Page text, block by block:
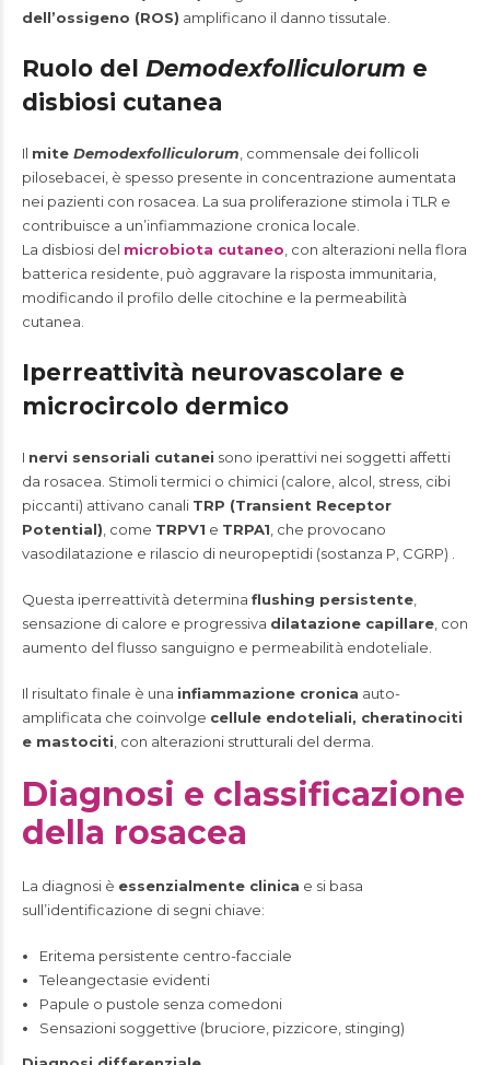
dell’ossigeno (ROS) amplificano il danno tissutale.
Ruolo del Demodexfolliculorum e
disbiosi cutanea
Il mite Demodexfolliculorum , commensale dei follicoli
pilosebacei, è spesso presente in concentrazione aumentata
nei pazienti con rosacea. La sua proliferazione stimola i TLR e
contribuisce a un’infiammazione cronica locale.
La disbiosi del microbiota cutaneo , con alterazioni nella flora
batterica residente, può aggravare la risposta immunitaria,
modificando il profilo delle citochine e la permeabilità
cutanea.
Iperreattività neurovascolare e
microcircolo dermico
I nervi sensoriali cutanei sono iperattivi nei soggetti affetti
da rosacea. Stimoli termici o chimici (calore, alcol, stress, cibi
piccanti) attivano canali TRP (Transient Receptor
Potential) , come TRPV1 e TRPA1 , che provocano
vasodilatazione e rilascio di neuropeptidi (sostanza P, CGRP) .
Questa iperreattività determina flushing persistente
sensazione di calore e progressiva dilatazione capillare , con
aumento del flusso sanguigno e permeabilità endoteliale.
Il risultato finale è una infiammazione cronica auto-
amplificata che coinvolge cellule endoteliali, cheratinociti
e mastociti , con alterazioni strutturali del derma.
Diagnosi e classificazione
della rosacea
La diagnosi è essenzialmente clinica e si basa
sull’identificazione di segni chiave:
Eritema persistente centro-facciale
Teleangectasie evidenti
Papule o pustole senza comedoni
Sensazioni soggettive (bruciore, pizzicore, stinging)